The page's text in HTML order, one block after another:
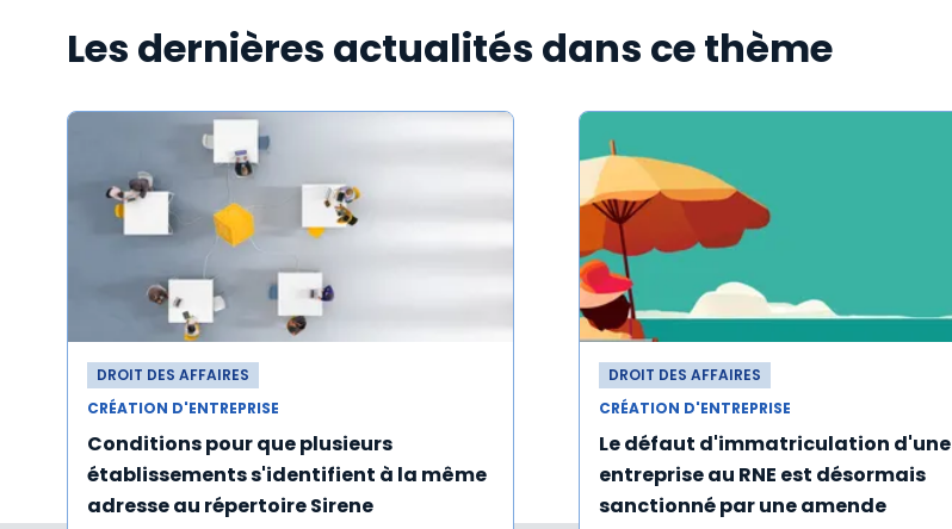
Les dernières actualités dans ce thème
DROIT DES AFFAIRES
CRÉATION D'ENTREPRISE
Conditions pour que plusieurs
établissements s'identifient à la même
adresse au répertoire Sirene
DROIT DES AFFAIRES
CRÉATION D'ENTREPRISE
Le défaut d'immatriculation d'une
entreprise au RNE est désormais
sanctionné par une amende